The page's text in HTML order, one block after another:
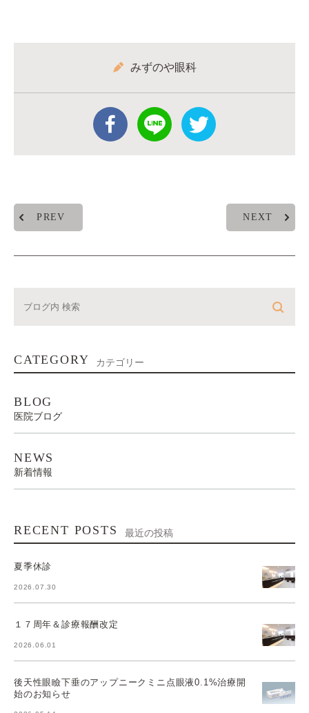
みずのや眼科
PREV NEXT
CATEGORY カテゴリー
BLOG
医院ブログ
NEWS
新着情報
RECENT POSTS 最近の投稿
夏季休診
2026.07.30
１７周年＆診療報酬改定
2026.06.01
後天性眼瞼下垂のアップニークミニ点眼液0.1%治療開
始のお知らせ